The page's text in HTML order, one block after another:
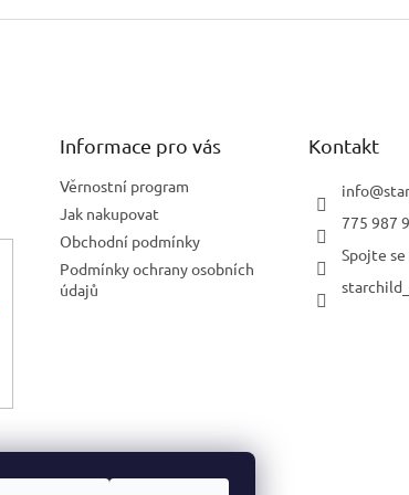
Informace pro vás
Věrnostní program
Jak nakupovat
Obchodní podmínky
Podmínky ochrany osobních
údajů
Kontakt
info@
775 987
Spojte se